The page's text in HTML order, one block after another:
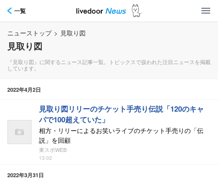
一覧
ニューストップ > 見取り図
見取り図
『見取り図』に関するニュース記事一覧。トピックスで扱われた注目ニュースを掲載
しています。
2022年4月2日
見取り図リリーのチケット手売り伝説「120のキャ
パで100超えていた」
相方・リリーによるお笑いライブのチケット手売りの「伝
説」を回顧
東スポWEB
13:02
2022年3月31日